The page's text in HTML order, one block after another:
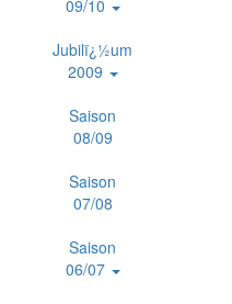
09/10
Jubilï¿½um
2009
Saison
08/09
Saison
07/08
Saison
06/07